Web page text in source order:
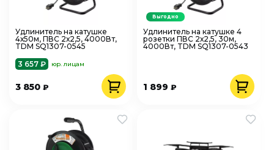
Удлинитель на катушке
4х50м, ПВС 2х2,5, 4000Вт,
TDM SQ1307-0545
3 657 ₽
юр. лицам
3 850 ₽
Удлинитель на катушке 4
розетки ПВС 2х2,5, 30м,
4000Вт, TDM SQ1307-0543
1 899₽
Выгодно